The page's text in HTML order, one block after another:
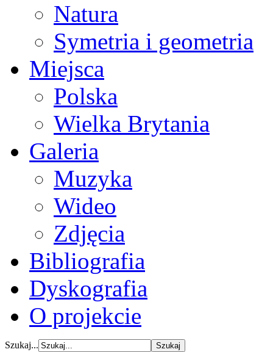
Natura
Symetria i geometria
Miejsca
Polska
Wielka Brytania
Galeria
Muzyka
Wideo
Zdjęcia
Bibliografia
Dyskografia
O projekcie
Szukaj...